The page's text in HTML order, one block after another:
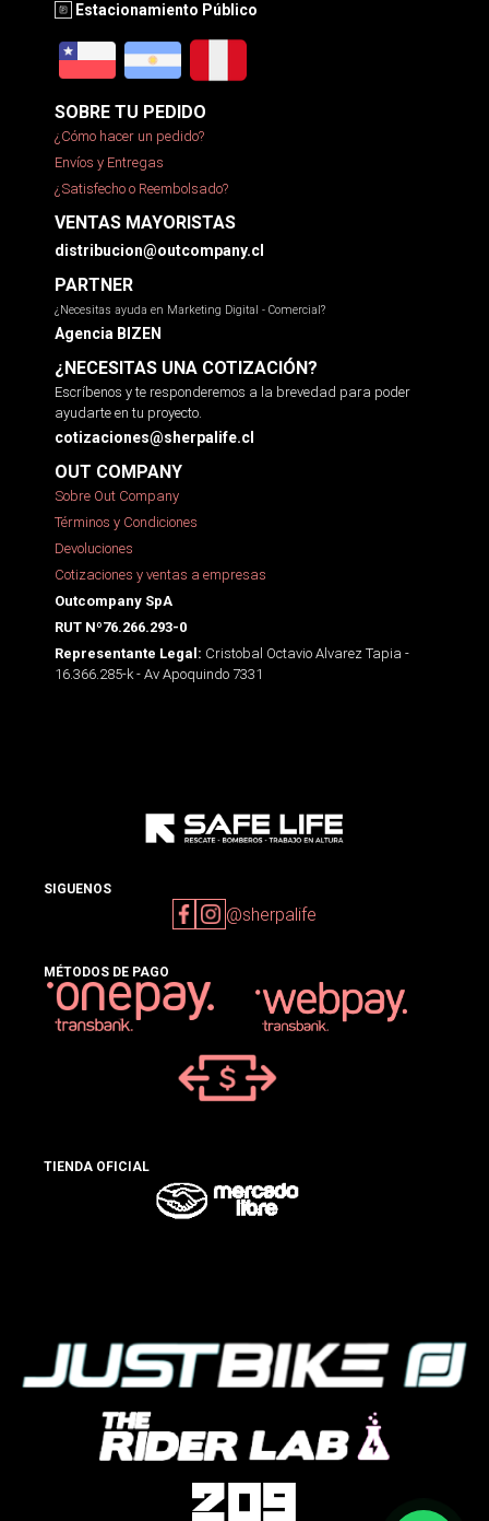
Estacionamiento Público
SOBRE TU PEDIDO
¿Cómo hacer un pedido?
Envíos y Entregas
¿Satisfecho o Reembolsado?
VENTAS MAYORISTAS
distribucion@outcompany.cl
PARTNER
¿Necesitas ayuda en Marketing Digital - Comercial?
Agencia BIZEN
¿NECESITAS UNA COTIZACIÓN?
Escríbenos y te responderemos a la brevedad para poder
ayudarte en tu proyecto.
cotizaciones@sherpalife.cl
OUT COMPANY
Sobre Out Company
Términos y Condiciones
Devoluciones
Cotizaciones y ventas a empresas
Outcompany SpA
RUT Nº76.266.293-0
Representante Legal: Cristobal Octavio Alvarez Tapia -
16.366.285-k - Av Apoquindo 7331
SIGUENOS
@sherpalife
MÉTODOS DE PAGO
TIENDA OFICIAL